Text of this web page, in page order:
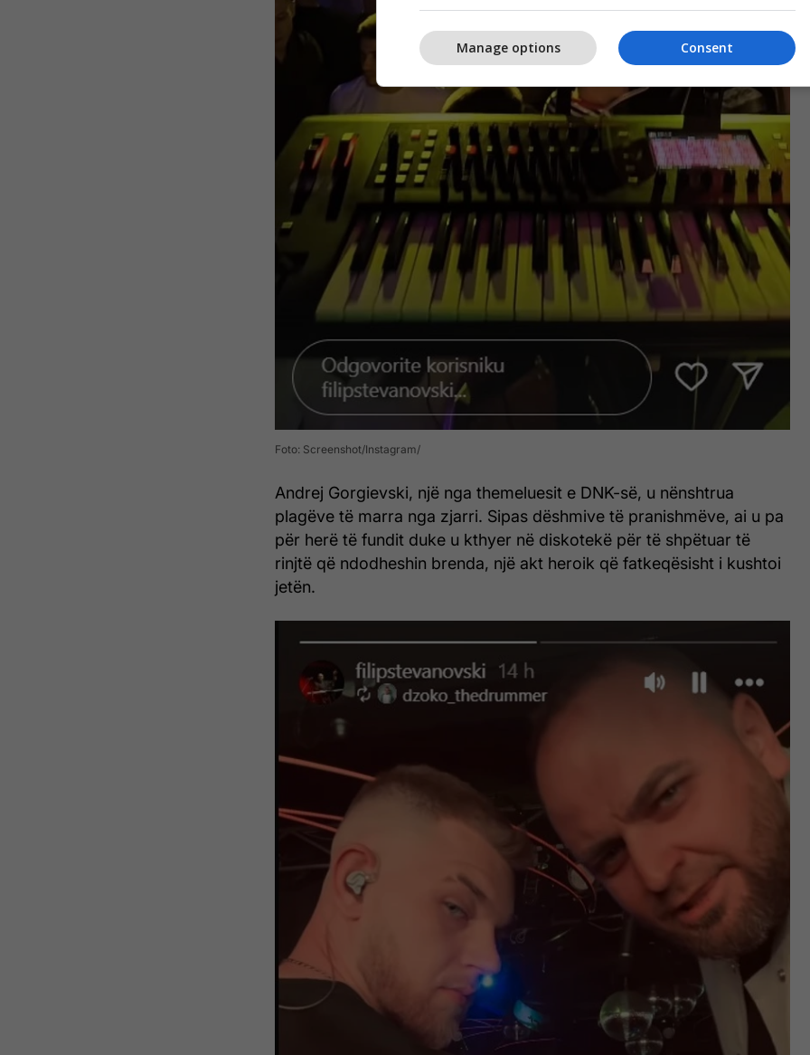
Foto: Screenshot/Instagram
Andrej Gorgievski, një nga themeluesit e DNK-së, u nënshtrua
plagëve të marra nga zjarri. Sipas dëshmive të pranishmëve, ai u pa
për herë të fundit duke u kthyer në diskotekë për të shpëtuar të
rinjtë që ndodheshin brenda, një akt heroik që fatkeqësisht i kushtoi
jetën.
Consent
Manage options